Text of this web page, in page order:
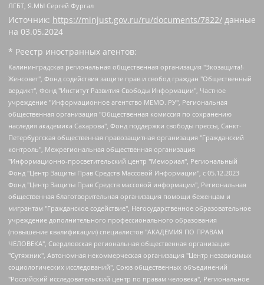
ЛГБТ, Я.МЫ Сергей Фургал
Источник: https://minjust.gov.ru/ru/documents/7822/ данные
на 03.05.2024
* Реестр иностранных агентов:
Калининградская региональная общественная организация "Экозащита!-Женсовет", Фонд содействия защите прав и свобод граждан "Общественный вердикт", Фонд "Институт Развития Свободы Информации", Частное учреждение "Информационное агентство МЕМО. РУ", Региональная общественная организация "Общественная комиссия по сохранению наследия академика Сахарова", Фонд поддержки свободы прессы, Санкт-Петербургская общественная правозащитная организация "Гражданский контроль", Межрегиональная общественная организация "Информационно-просветительский центр "Мемориал", Региональный Фонд "Центр Защиты Прав Средств Массовой Информации", с 05.12.2023 Фонд "Центр Защиты Прав Средств массовой информации", Региональная общественная благотворительная организация помощи беженцам и мигрантам "Гражданское содействие", Негосударственное образовательное учреждение дополнительного профессионального образования (повышение квалификации) специалистов "АКАДЕМИЯ ПО ПРАВАМ ЧЕЛОВЕКА", Свердловская региональная общественная организация "Сутяжник", Автономная некоммерческая организация "Центр независимых социологических исследований", Союз общественных объединений "Российский исследовательский центр по правам человека", Региональное общественное учреждение научно-информационный центр "МЕМОРИАЛ", Некоммерческая организация "Фонд защиты гласности", Автономная некоммерческая организация "Институт прав человека", Городская общественная организация "Екатеринбургское общество "МЕМОРИАЛ", Городская общественная организация "Рязанское историко-просветительское и правозащитное общество "Мемориал" (Рязанский Мемориал), Челябинский региональный орган общественной самодеятельности – женское общественное объединение "Женщины Евразии", Челябинский региональный орган общественной самодеятельности "Уральская правозащитная группа", Фонд содействия защите здоровья и социальной справедливости имени Андрея Рылькова, Автономная Некоммерческая Организация "Аналитический Центр Юрия Левады", Автономная некоммерческая организация социальной поддержки населения "Проект Апрель", Региональная общественная организация помощи женщинам и детям, находящимся в кризисной ситуации "Информационно-методический центр "Анна", Фонд содействия развитию массовых коммуникаций и правовому просвещению "Так-так-Так", Фонд содействия устойчивому развитию "Серебряная тайга", Свердловский региональный общественный фонд социальных проектов "Новое время", "Idel.Реалии", Кавказ.Реалии, Крым.Реалии, Телеканал Настоящее Время, Татаро-башкирская служба Радио Свобода (Azatliq Radiosi), Радио Свободная Европа/Радио Свобода (PCE/PC), "Сибирь.Реалии", "Фактограф", Благотворительный фонд помощи осужденным и их семьям, Автономная некоммерческая организация "Институт глобализации и социальных движений", Фонд "В защиту прав заключенных", Частное учреждение "Центр поддержки и содействия развитию средств массовой информации", Пензенский региональный общественный благотворительный фонд "Гражданский союз", "Север.Реалии", Некоммерческая организация Фонд "Правовая инициатива", Общество с ограниченной ответственностью "Радио Свободная Европа/Радио Свобода", Чешское информационное агентство "MEDIUM-ORIENT", Красноярская региональная общественная организация "Мы против СПИДа", Камалягин Денис Николаевич, Маркелов Сергей Евгеньевич, Пономарев Лев Александрович, Савицкая Людмила Алексеевна, Автономная некоммерческая организация "Центр по работе с проблемой насилия "НАСИЛИЮ.НЕТ", Межрегиональный профессиональный союз работников здравоохранения "Альянс врачей", Юридическое лицо, зарегистрированное в Латвийской Республике, SIA "Medusa Project" (регистрационный номер 40103797863, дата регистрации 10.06.2014), Некоммерческая организация "Фонд по борьбе с коррупцией", Автономная некоммерческая организация "Институт права и публичной политики", Баданин Роман Сергеевич, Гликин Максим Александрович, Железнова Мария Михайловна, Лукьянова Юлия Сергеевна, Маетная Елизавета Витальевна, Маняхин Петр Борисович, Чуракова Ольга Владимировна, Ярош Юлия Петровна, Юридическое лицо "The Insider SIA", зарегистрированное в Риге, Латвийская Республика (дата регистрации 26.06.2015), являющееся администратором доменного имени интернет-издания "The Insider SIA", https://theins.ru, Постернак Алексей Евгеньевич, Рубин Михаил Аркадьевич, Анин Роман Александрович, Юридическое лицо Istories fonds, зарегистрированное в Латвийской Республике (регистрационный номер 50008295751, дата регистрации 24.02.2020), Великовский Дмитрий Александрович, Долинина Ирина Николаевна, Мароховская Алеся Алексеевна, Шлейнов Роман Юрьевич, Шмагун Олеся Валентиновна, Общество с ограниченной ответственностью "Альтаир 2021", Общество с ограниченной ответственностью "Вега 2021", Общество с ограниченной ответственностью "Главный редактор 2021", Общество с ограниченной ответственностью "Ромашки монолит", Важенков Артем Валерьевич, Ивановская областная общественная организация "Центр гендерных исследований", Гурман Юрий Альбертович, Медиапроект "ОВД-Инфо", Егоров Владимир Владимирович, Жилинский Владимир Александрович, Общество с ограниченной ответственностью "ЗП", Иванова София Юрьевна, Карезина Инна Павловна, Кильтау Екатерина Викторовна, Петров Алексей Викторович, Пискунов Сергей Евгеньевич, Смирнов Сергей Сергеевич, Тихонов Михаил Сергеевич, Общество с ограниченной ответственностью "ЖУРНАЛИСТ-ИНОСТРАННЫЙ АГЕНТ", Арапова Галина Юрьевна, Вольтская Татьяна Анатольевна, Американская компания "Mason G.E.S. Anonymous Foundation" (США), являющаяся владельцем интернет-издания https://mnews.world/, Компания "Stichting Bellingcat", зарегистрированная в Нидерландах (дата регистрации 11.07.2018), Захаров Андрей Вячеславович, Клепиковская Екатерина Дмитриевна, Общество с ограниченной ответственностью "МЕМО", Перл Роман Александрович, Симонов Евгений Алексеевич, Соловьева Елена Анатольевна, Сотников Даниил Владимирович, Сурначева Елизавета Дмитриевна, Автономная некоммерческая организация по защите прав человека и информированию населения "Якутия – Наше Мнение", Общество с ограниченной ответственностью "Москоу диджитал медиа", с 26.01.2023 Общество с ограниченной ответственностью "Чайка Белые сады", Ветошкина Валерия Валерьевна, Заговора Максим Александрович, Межрегиональное общественное движение "Российская ЛГБТ - сеть", Оленичев Максим Владимирович, Павлов Иван Юрьевич, Скворцова Елена Сергеевна, Общество с ограниченной ответственностью "Как бы инагент", Кочетков Игорь Викторович, Общество с ограниченной ответственностью "Честные выборы", Еланчик Олег Александрович, Общество с ограниченной ответственностью "Нобелевский призыв", Гималова Регина Эмилевна, Григорьев Андрей Валерьевич, Григорьева Алина Александровна, Ассоциация по содействию защите прав призывников, альтернативнослужащих и военнослужащих "Правозащитная группа "Гражданин.Армия.Право", Хисамова Регина Фаритовна, Автономная некоммерческая организация по реализации социально-правовых программ "Лилит", Дальневосточное общественное движение "Маяк", Санкт-Петербургская ЛГБТ-инициативная группа "Выход", Инициативная группа ЛГБТ+ "Реверс", Алексеев Андрей Викторович, Бекбулатова Таисия Львовна, Беляев Иван Михайлович, Владыкина Елена Сергеевна, Гельман Марат Александрович, Никульшина Вероника Юрьевна, Толоконникова Надежда Андреевна, Шендерович Виктор Анатольевич, Общество с ограниченной ответственностью "Данное сообщение", Общество с ограниченной ответственностью Издательский дом "Новая глава", Айнбиндер Александра Александровна, Московский комьюнити-центр для ЛГБТ+инициатив, Благотворительный фонд развития филантропии, Deutsche Welle (Германия, Kurt-Schumacher-Strasse 3, 53113 Bonn), Борзунова Мария Михайловна, Воробьев Виктор Викторович, Голубева Анна Львовна, Константинова Алла Михайловна, Малкова Ирина Владимировна, Мурадов Мурад Абдулгалимович, Осетинская Елизавета Николаевна, Понасенков Евгений Николаевич, Ганапольский Матвей Юрьевич, Киселев Евгений Алексеевич, Борухович Ирина Григорьевна, Дремин Иван Тимофеевич, Дубровский Дмитрий Викторович, Красноярская региональная общественная организация поддержки и развития альтернативных образовательных технологий и межкультурных коммуникаций "ИНТЕРРА", Маяковская Екатерина Алексеевна, Фейгин Марк Захарович, Филимонов Андрей Викторович, Дзугкоева Регина Николаевна, Доброхотов Роман Александрович, Дудь Юрий Александрович, Елкин Сергей Владимирович, Кругликов Кирилл Игоревич, Сабунаева Мария Леонидовна, Семенов Алексей Владимирович, Шаинян Карен Багратович, Шульман Екатерина Михайловна, Асафьев Артур Валерьевич, Вахштайн Виктор Семенович, Венедиктов Алексей Алексеевич, Лушникова Екатерина Евгеньевна, Волков Леонид Михайлович, Невзоров Александр Глебович, Пархоменко Сергей Борисович, Сироткин Ярослав Николаевич, Кара-Мурза Владимир Владимирович, Баранова Наталья Владимировна, Гозман Леонид Яковлевич, Кагарлицкий Борис Юльевич, Климарев Михаил Валерьевич, Милов Владимир Станиславович, Автономная некоммерческая организация Краснодарский центр современного искусства "Типография", Моргенштерн Алишер Тагирович, Соболь Любовь Эдуардовна, Общество с ограниченной ответственностью "ЛИЗА НОРМ", Каспаров Гарри Кимович, Ходорковский Михаил Борисович, Общество с ограниченной ответственностью "Апрельские тезисы", Данилович Ирина Брониславовна, Кашин Олег Владимирович, Петров Николай Владимирович, Пивоваров Алексей Владимирович, Соколов Михаил Владимирович, Цветкова Юлия Владимировна, Чичваркин Евгений Александрович, Комитет против пыток/Команда против пыток, Общество с ограниченной ответственностью "Первый научный", Общество с ограниченной ответственностью "Вертолет и ко", Белоцерковская Вероника Борисовна, Кац Максим Евгеньевич, Лазарева Татьяна Юрьевна, Шаведдинов Руслан Табризович, Яшин Илья Валерьевич, Общество с ограниченной ответственностью "Иноагент ААВ", Алешковский Дмитрий Петрович, Альбац Евгения Марковна, Быков Дмитрий Львович, Галямина Юлия Евгеньевна, Лойко Сергей Леонидович, Мартынов Кирилл Константинович, Медведев Сергей Александрович, Крашенинников Федор Геннадиевич, Гордеева Катерина Вл